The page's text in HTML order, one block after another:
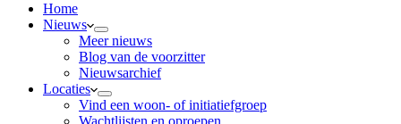
Home
Nieuws
Meer nieuws
Blog van de voorzitter
Nieuwsarchief
Locaties
Vind een woon- of initiatiefgroep
Wachtlijsten en oproepen